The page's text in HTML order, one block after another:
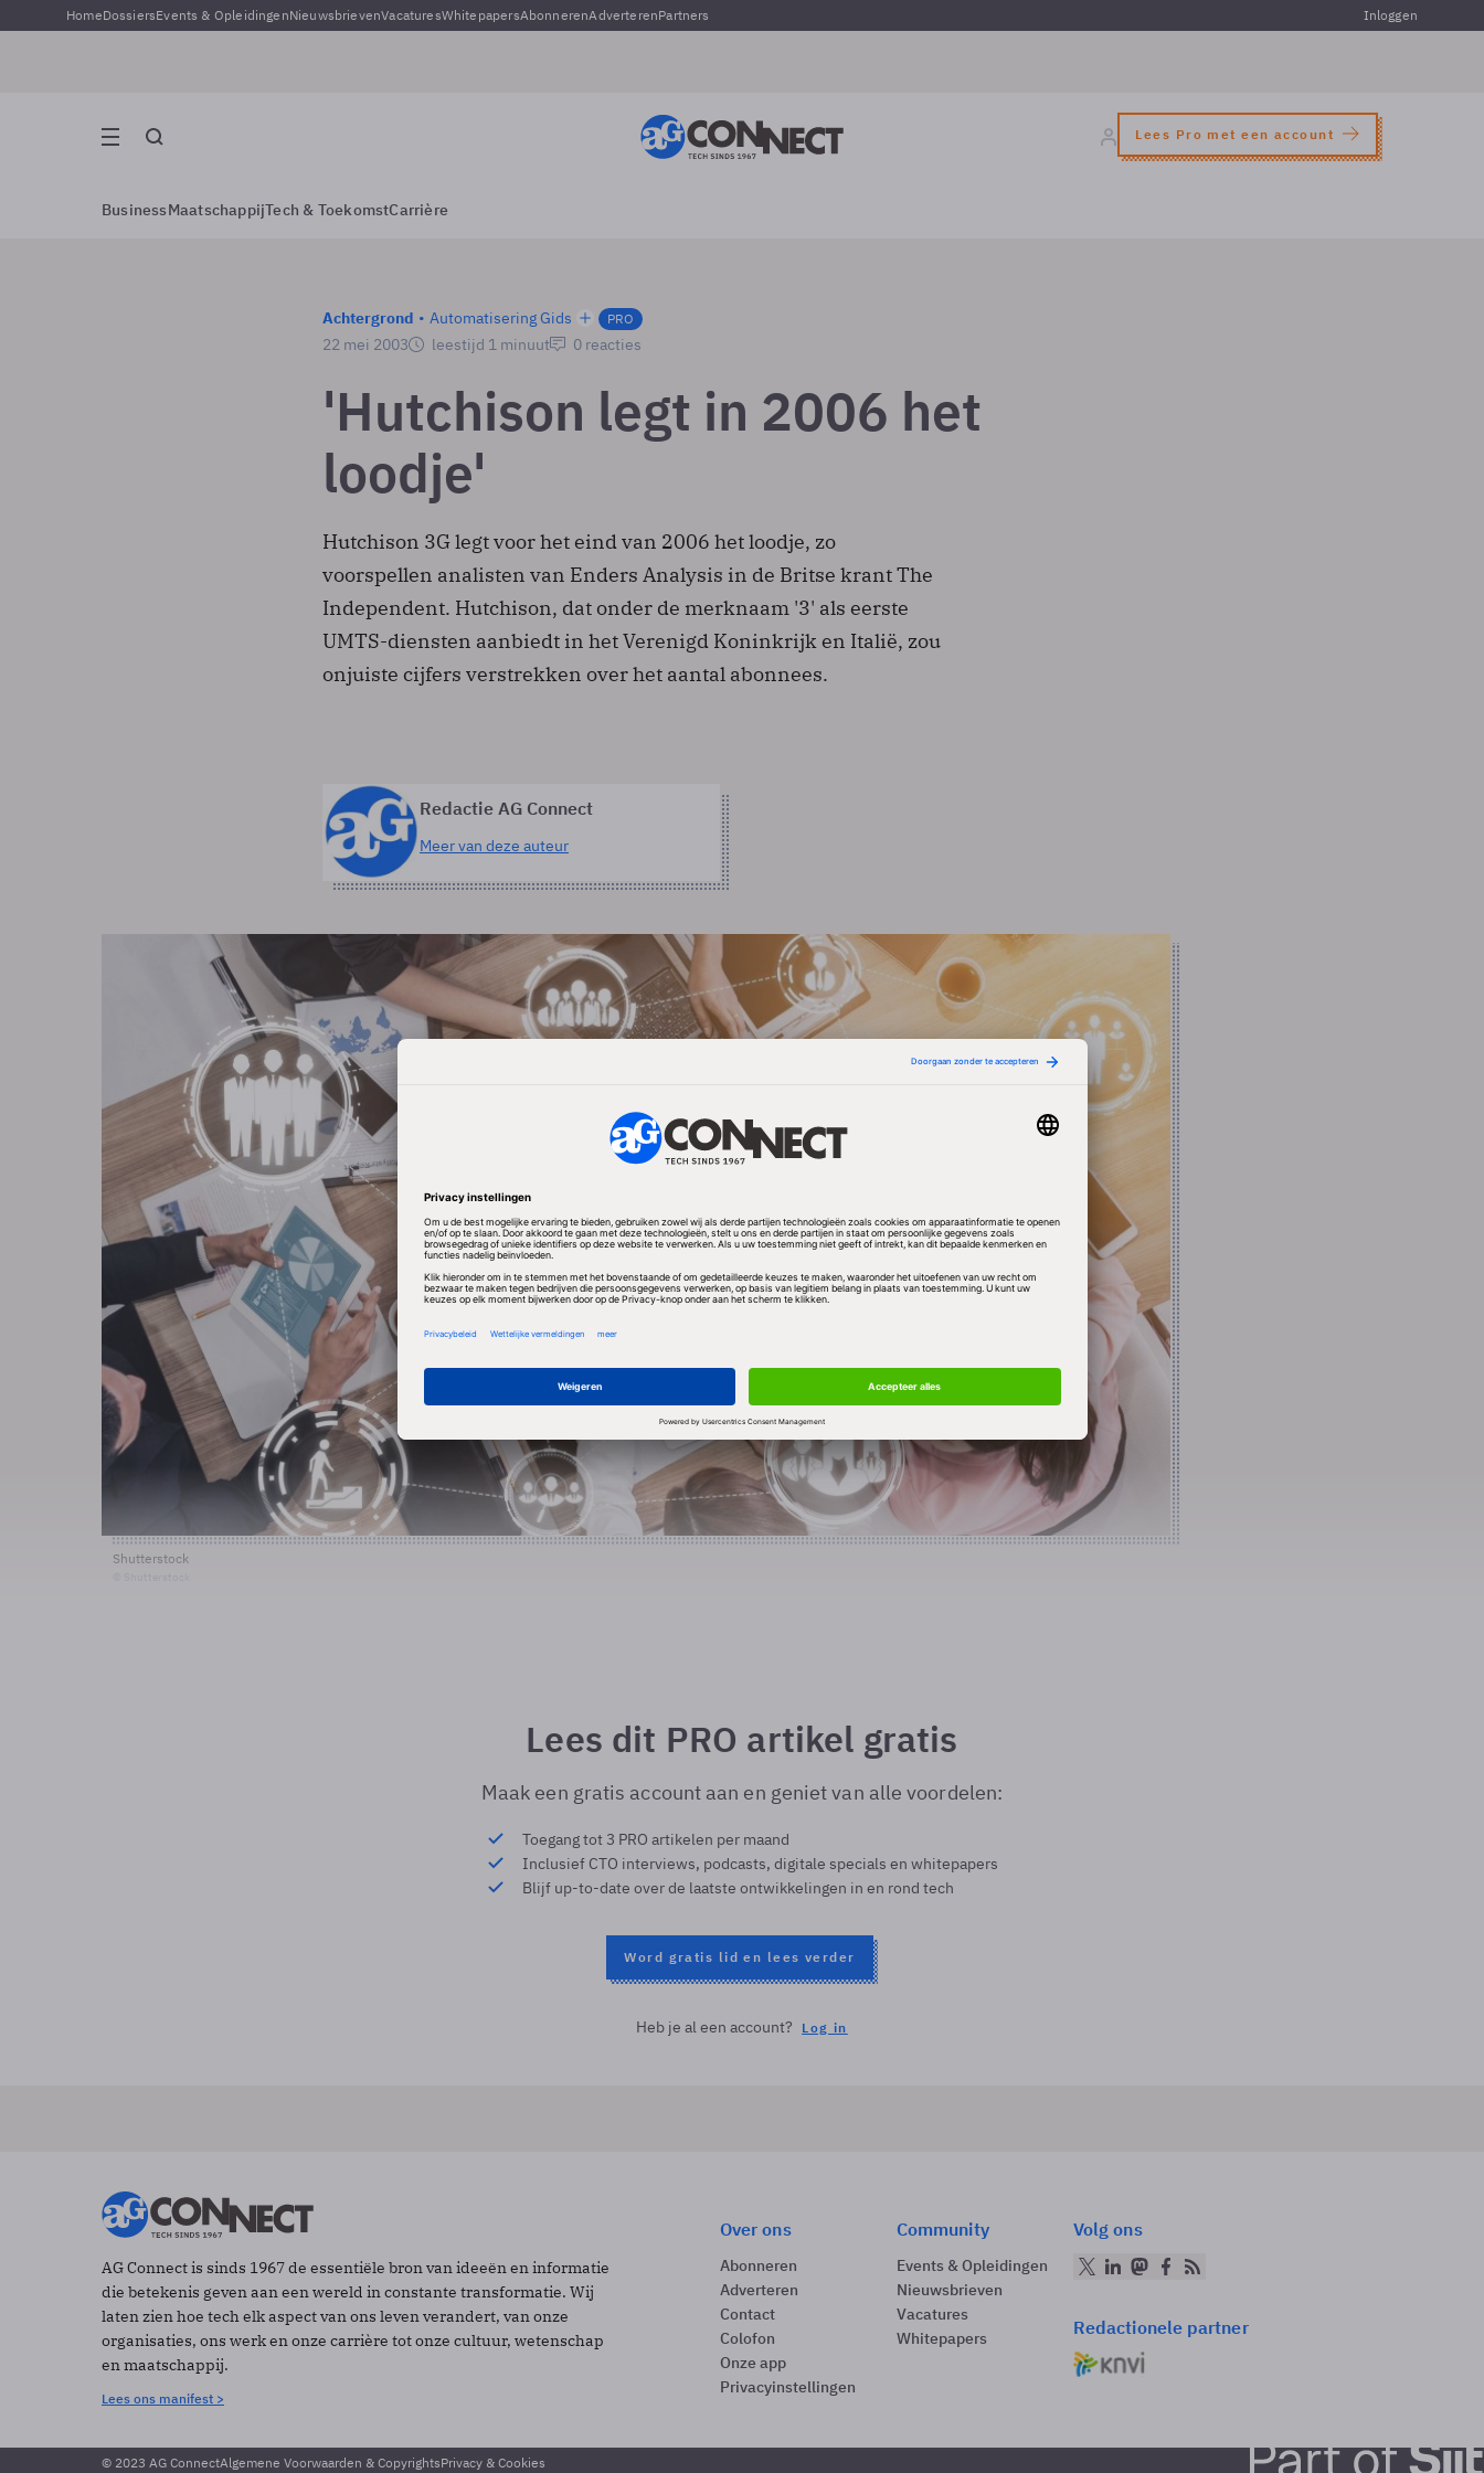
HomeDossiersEvents & OpleidingenNieuwsbrievenVacaturesWhitepapersAbonnerenAdverterenPartners Inloggen
Lees Pro met een account
BusinessMaatschappijTech & ToekomstCarrière
Achtergrond Automatisering Gids PRO
22 mei 2003 leestijd 1 minuut 0 reacties
'Hutchison legt in 2006 het
loodje'
Hutchison 3G legt voor het eind van 2006 het loodje, zo
voorspellen analisten van Enders Analysis in de Britse krant The
Independent. Hutchison, dat onder de merknaam '3' als eerste
UMTS-diensten aanbiedt in het Verenigd Koninkrijk en Italië, zou
onjuiste cijfers verstrekken over het aantal abonnees.
Redactie AG Connect
Meer van deze auteur
Shutterstock
Lees dit PRO artikel gratis
Maak een gratis account aan en geniet van alle voordelen:
Toegang tot 3 PRO artikelen per maand
Inclusief CTO interviews, podcasts, digitale specials en whitepapers
Blijf up-to-date over de laatste ontwikkelingen in en rond tech
Word gratis lid en lees verder
Heb je al een account? Log in
AG Connect is sinds 1967 de essentiële bron van ideeën en informatie
die betekenis geven aan een wereld in constante transformatie. Wij
laten zien hoe tech elk aspect van ons leven verandert, van onze
organisaties, ons werk en onze carrière tot onze cultuur, wetenschap
en maatschappij.
Lees ons manifest >
Over ons
Abonneren
Adverteren
Contact
Colofon
Onze app
Privacyinstellingen
Community
Events & Opleidingen
Nieuwsbrieven
Vacatures
Whitepapers
Volg ons
Redactionele partner
© 2023 AG ConnectAlgemene Voorwaarden & CopyrightsPrivacy & Cookies